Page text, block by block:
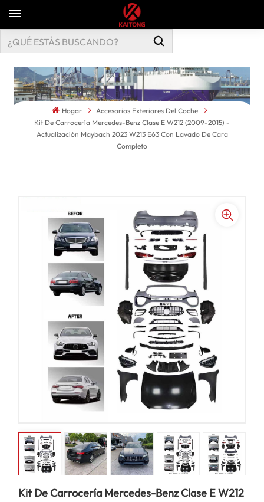
Hogar
Accesorios Exteriores Del Coche
Kit De Carrocería Mercedes-Benz Clase E W212 (2009-2015) -
Actualización Maybach 2023 W213 E63 Con Lavado De Cara
Completo
Kit De Carrocería Mercedes-Benz Clase E W212